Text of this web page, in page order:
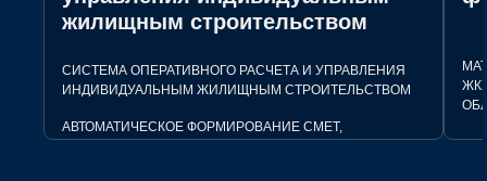
жилищным строительством
СИСТЕМА ОПЕРАТИВНОГО РАСЧЕТА И УПРАВЛЕНИЯ
ИНДИВИДУАЛЬНЫМ ЖИЛИЩНЫМ СТРОИТЕЛЬСТВОМ
АВТОМАТИЧЕСКОЕ ФОРМИРОВАНИЕ СМЕТ,